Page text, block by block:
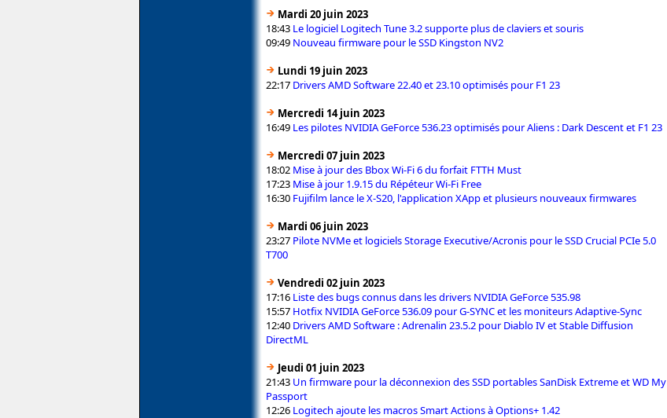
Mardi 20 juin 2023
18:43 Le logiciel Logitech Tune 3.2 supporte plus de claviers et souris
09:49 Nouveau firmware pour le SSD Kingston NV2
Lundi 19 juin 2023
22:17 Drivers AMD Software 22.40 et 23.10 optimisés pour F1 23
Mercredi 14 juin 2023
16:49 Les pilotes NVIDIA GeForce 536.23 optimisés pour Aliens : Dark Descent et F1 23
Mercredi 07 juin 2023
18:02 Mise à jour des Bbox Wi-Fi 6 du forfait FTTH Must
17:23 Mise à jour 1.9.15 du Répéteur Wi-Fi Free
16:30 Fujifilm lance le X-S20, l'application XApp et plusieurs nouveaux firmwares
Mardi 06 juin 2023
23:27 Pilote NVMe et logiciels Storage Executive/Acronis pour le SSD Crucial PCIe 5.0
T700
Vendredi 02 juin 2023
17:16 Liste des bugs connus dans les drivers NVIDIA GeForce 535.98
15:57 Hotfix NVIDIA GeForce 536.09 pour G-SYNC et les moniteurs Adaptive-Sync
12:40 Drivers AMD Software : Adrenalin 23.5.2 pour Diablo IV et Stable Diffusion
DirectML
Jeudi 01 juin 2023
21:43 Un firmware pour la déconnexion des SSD portables SanDisk Extreme et WD My
Passport
12:26 Logitech ajoute les macros Smart Actions à Options+ 1.42